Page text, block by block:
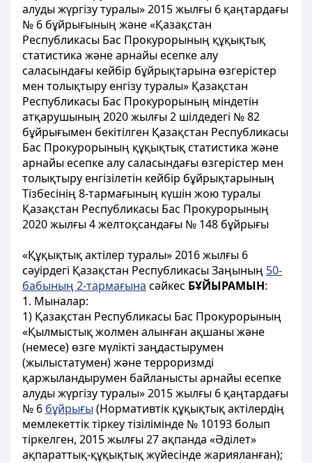
алуды жүргізу туралы» 2015 жылғы 6 қаңтардағы
№ 6 бұйрығының және «Қазақстан
Республикасы Бас Прокурорының құқықтық
статистика және арнайы есепке алу
саласындағы кейбір бұйрықтарына өзгерістер
мен толықтыру енгізу туралы» Қазақстан
Республикасы Бас Прокурорының міндетін
атқарушының 2020 жылғы 2 шiлдедегi № 82
бұйрығымен бекітілген Қазақстан Республикасы
Бас Прокурорының құқықтық статистика және
арнайы есепке алу саласындағы өзгерістер мен
толықтыру енгізілетін кейбір бұйрықтарының
Тізбесінің 8-тармағының күшін жою туралы
Қазақстан Республикасы Бас Прокурорының
2020 жылғы 4 желтоқсандағы № 148 бұйрығы
«Құқықтық актілер туралы» 2016 жылғы 6
сәуірдегі Қазақстан Республикасы Заңының 50-
бабының 2-тармағына сәйкес БҰЙЫРАМЫН:
1. Мыналар:
1) Қазақстан Республикасы Бас Прокурорының
«Қылмыстық жолмен алынған ақшаны және
(немесе) өзге мүлікті заңдастырумен
(жылыстатумен) және терроризмді
қаржыландырумен байланысты арнайы есепке
алуды жүргізу туралы» 2015 жылғы 6 қаңтардағы
№ 6 бұйрығы (Нормативтік құқықтық актілердің
мемлекеттік тіркеу тізілімінде № 10193 болып
тіркелген, 2015 жылғы 27 ақпанда «Әділет»
ақпараттық-құқықтық жүйесінде жарияланған);